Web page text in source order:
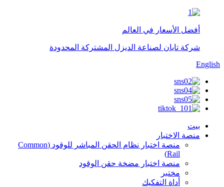
أفضل الأسعار في العالم
شركة تايان لصناعة الديزل المشتركة المحدودة
English
بيت
منصة الاختبار
منصة اختبار نظام الحقن المباشر للوقود (Common
Rail)
منصة اختبار مضخة حقن الوقود
مختبر
أداة التفكيك